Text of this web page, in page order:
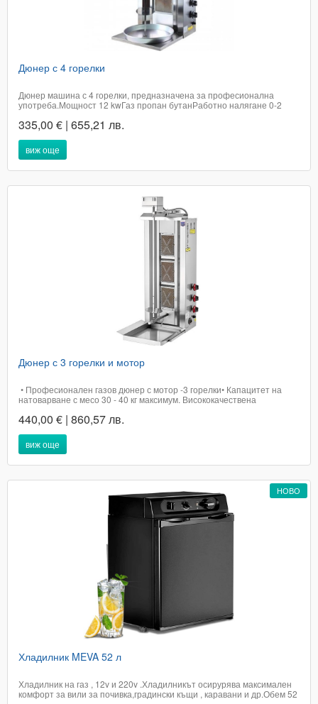
Дюнер с 4 горелки
Дюнер машина с 4 горелки, предназначена за професионална
употреба.Мощност 12 kwГаз пропан бутанРаботно налягане 0-2
месоВъзможност за пускане на всяка горелка поотделно.Защита от
изтичане на газПроизход...
335,00 € | 655,21 лв.
виж още
Дюнер с 3 горелки и мотор
• Професионален газов дюнер с мотор -3 горелки• Капацитет на
натоварване с месо 30 - 40 кг максимум. Висококачествена
за събиране на месо. Сертификат СЕ - отговаря на европейските
стандарти хигиена и...
440,00 € | 860,57 лв.
виж още
НОВО
Хладилник MEVA 52 л
Хладилник на газ , 12v и 220v .Хладилникът осирурява максимален
комфорт за вили за почивка,градински къщи , каравани и др.Обем 52